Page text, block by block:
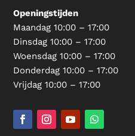
Openingstijden
Maandag 10:00 – 17:00
Dinsdag 10:00 – 17:00
Woensdag 10:00 – 17:00
Donderdag 10:00 – 17:00
Vrijdag 10:00 – 17:00